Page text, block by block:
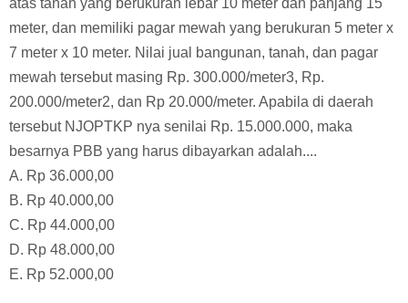
D. (3), (5), dan (6)
E. (4), (5), dan (6)
18. Sebuah gedung memiliki ukuran luas 100 m2, berdiri di
atas tanah yang berukuran lebar 10 meter dan panjang 15
meter, dan memiliki pagar mewah yang berukuran 5 meter x
7 meter x 10 meter. Nilai jual bangunan, tanah, dan pagar
mewah tersebut masing Rp. 300.000/meter3, Rp.
200.000/meter2, dan Rp 20.000/meter. Apabila di daerah
tersebut NJOPTKP nya senilai Rp. 15.000.000, maka
besarnya PBB yang harus dibayarkan adalah....
A. Rp 36.000,00